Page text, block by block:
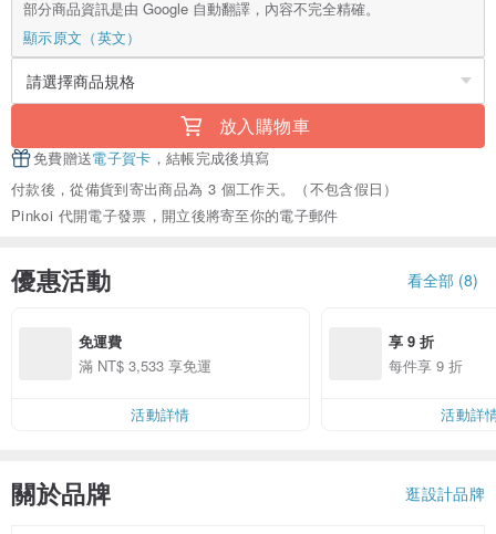
部分商品資訊是由 Google 自動翻譯，內容不完全精確。
顯示原文（英文）
放入購物車
免費贈送電子賀卡 ，結帳完成後填寫
付款後，從備貨到寄出商品為 3 個工作天。（不包含假日）
Pinkoi 代開電子發票，開立後將寄至你的電子郵件
優惠活動 看全部 (8)
免運費
滿 NT$ 3,533 享免運
活動詳情
享 9 折
每件享 9 折
活動詳
關於品牌 逛設計品牌